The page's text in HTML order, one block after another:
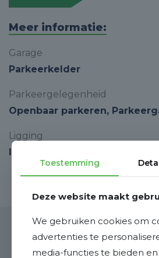
Meer informatie:
Garage
Parkeerkelder
Parkeergelegenheid
Openbaar parkeren,
Ligging
In centrum, In woonwijk
Toestemming
Deze website maakt
We gebruiken cookies om
advertenties te
media-functies te bieden